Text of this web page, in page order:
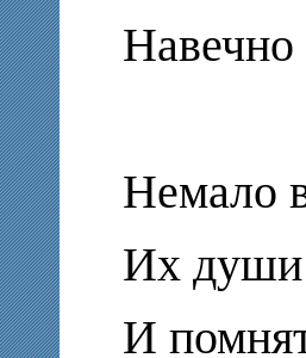
Навечно
Немало
Их души
И